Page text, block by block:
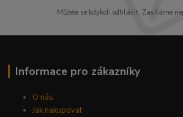
Můžete se kdykoli odhlásit. Zasíláme
Informace pro zákazníky
O nás
Jak nakupovat